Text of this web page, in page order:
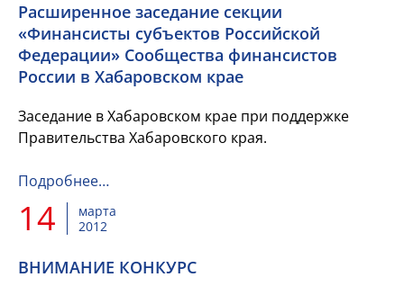
Расширенное заседание секции
«Финансисты субъектов Российской
Федерации» Сообщества финансистов
России в Хабаровском крае
Заседание в Хабаровском крае при поддержке
Правительства Хабаровского края.
Подробнее…
14
марта
2012
ВНИМАНИЕ КОНКУРС